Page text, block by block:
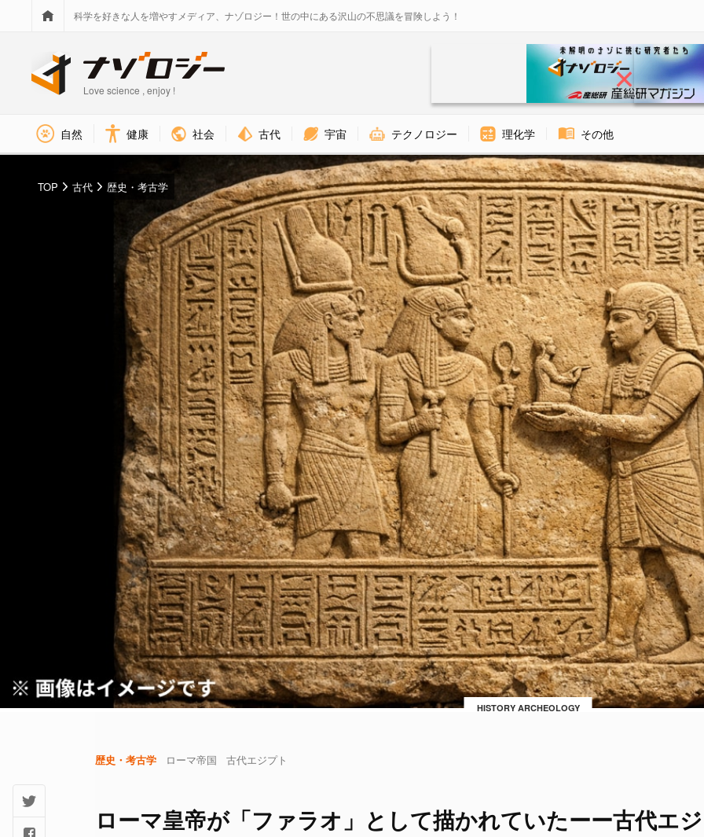
科学を好きな人を増やすメディア、ナゾロジー！世の中にある沢山の不思議を冒険しよう！
Love science , enjoy !
自然 健康 社会 古代 宇宙 テクノロジー 理化学 その他
HISTORY ARCHEOLOGY
TOP 古代 歴史・考古学
歴史・考古学 ローマ帝国 古代エジプト
ローマ皇帝が「ファラオ」として描かれていたーー古代エ